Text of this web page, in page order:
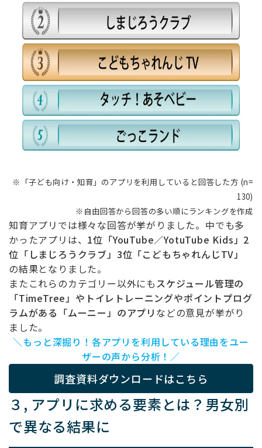
※「子ども向け・知育」のアプリを利用していると回答した方 (n=
130)
※自由回答から回答の多い順にランキングを作成
知育アプリでは様々な回答が挙がりました。中でも多
かったアプリは、 1位「YouTube／YotuTube Kids」2
位「しまじろうクラブ」3位「こどもちゃれんじTV」
の結果となりました。
またこれらのカテゴリー以外にもスケジュール管理の
「TimeTree」やトイレトレーニングやポイントプログ
ラムがある「ムーニー」のアプリ などの意見が挙がり
ました。
＼もっと深掘り！各アプリを利用している理由をユー
ザーの声から分析！／
調査資料ダウンロードはこちら
３, アプリに求める要素とは？男女別
で異なる結果に